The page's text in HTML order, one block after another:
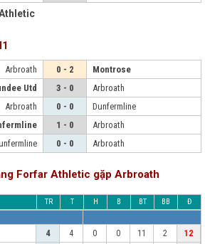
Arbroath 0 - 2
Montrose
Utd 3 - 0
Arbroath
Arbroath 0 - 0
Dunfermline
1 - 0
Arbroath
0 - 0 Arbroath
Forfar Athletic gặp Arbroath
TR T H B BT BB Đ
4 4 0 0 11 2
12